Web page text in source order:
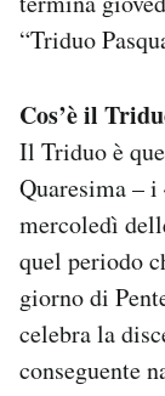
Hai
Esci
“Triduo
Cos’è il
Il Triduo è
Quaresima –
mercoledì
quel periodo
giorno di
celebra la
conseguente